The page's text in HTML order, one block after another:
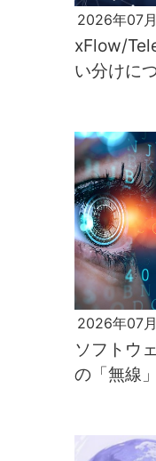
2026年07
xFlow/
い分けに
2026年07
ソフトウ
の「無線